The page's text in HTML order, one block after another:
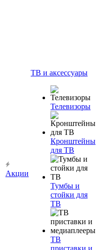
Акции
ТВ и аксессуары
Телевизоры
Кронштейны
для ТВ
Тумбы и
стойки для
ТВ
ТВ
приставки и